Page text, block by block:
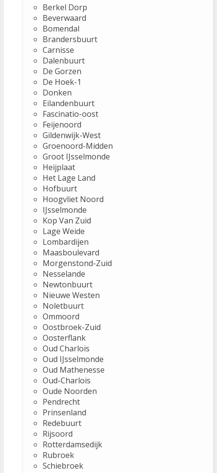
Berkel Dorp
Beverwaard
Bomendal
Brandersbuurt
Carnisse
Dalenbuurt
De Gorzen
De Hoek-1
Donken
Eilandenbuurt
Fascinatio-oost
Feijenoord
Gildenwijk-West
Groenoord-Midden
Groot IJsselmonde
Heijplaat
Het Lage Land
Hofbuurt
Hoogvliet Noord
IJsselmonde
Kop Van Zuid
Lage Weide
Lombardijen
Maasboulevard
Morgenstond-Zuid
Nesselande
Newtonbuurt
Nieuwe Westen
Noletbuurt
Ommoord
Oostbroek-Zuid
Oosterflank
Oud Charlois
Oud IJsselmonde
Oud Mathenesse
Oud-Charlois
Oude Noorden
Pendrecht
Prinsenland
Redebuurt
Rijsoord
Rotterdamsedijk
Rubroek
Schiebroek